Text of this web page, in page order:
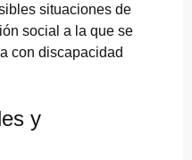
situaciones de
social a la que se
con discapacidad
y